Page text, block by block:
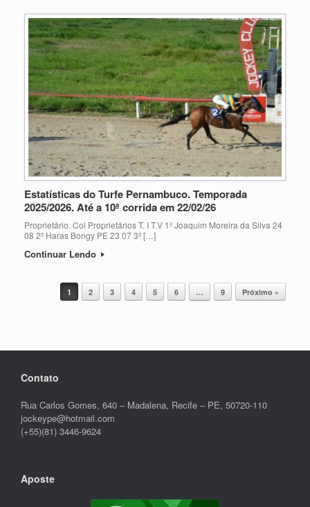
Estatísticas do Turfe Pernambuco. Temporada
2025/2026. Até a 10ª corrida em 22/02/26
Proprietário. Col Proprietários T. I T.V 1º Joaquim Moreira da Silva 24
08 2º Haras Bongy PE 23 07 3º […]
Continuar Lendo
Post navigation
1 2 3 4 5 6 … 9 Próximo »
Contato
Rua Carlos Gomes, 640 – Madalena, Recife – PE, 50720-110
jockeype@hotmail.com
(+55)(81) 3446-9624
Aposte